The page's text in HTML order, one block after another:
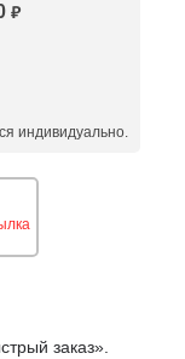
₽
индивидуально.
заказ».